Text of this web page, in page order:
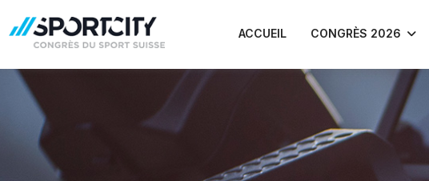
ACCUEIL CONGRÈS 2026